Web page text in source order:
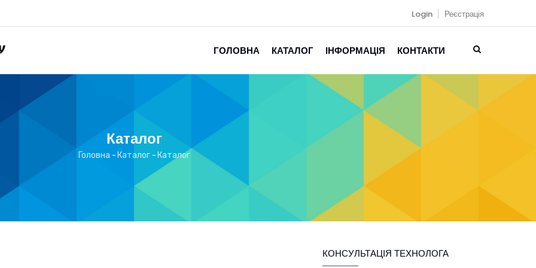
Login Реєстрація
ГОЛОВНА КАТАЛОГ ІНФОРМАЦІЯ КОНТАКТИ
Каталог
Рядок
навіґації
Головна - Каталог - Каталог
КОНСУЛЬТАЦІЯ ТЕХНОЛОГА